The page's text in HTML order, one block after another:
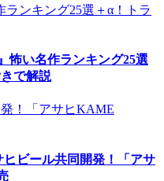
怖い名作ランキング25選
で解説
ビール共同開発！「アサ